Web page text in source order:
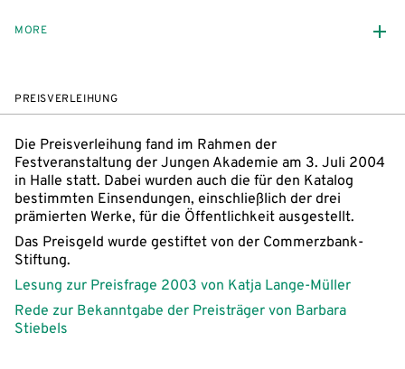
MORE
PREISVERLEIHUNG
Die Preisverleihung fand im Rahmen der
Festveranstaltung der Jungen Akademie am 3. Juli 2004
in Halle statt. Dabei wurden auch die für den Katalog
bestimmten Einsendungen, einschließlich der drei
prämierten Werke, für die Öffentlichkeit ausgestellt.
Das Preisgeld wurde gestiftet von der Commerzbank-
Stiftung.
Lesung zur Preisfrage 2003 von Katja Lange-Müller
Rede zur Bekanntgabe der Preisträger von Barbara
Stiebels